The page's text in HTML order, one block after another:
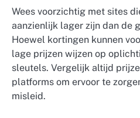
Wees voorzichtig met sites
aanzienlijk lager zijn dan de
Hoewel kortingen kunnen
lage prijzen wijzen op
sleutels. Vergelijk altijd
platforms om ervoor te
misleid.